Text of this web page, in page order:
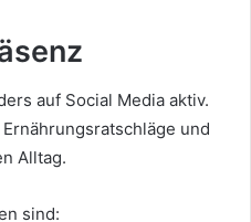
auf Social Media aktiv.
und
Alltag.
sind: